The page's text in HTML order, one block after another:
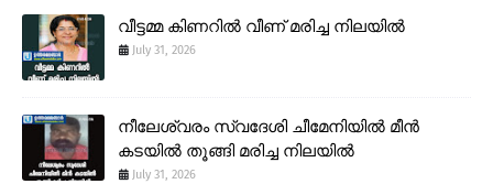
വീട്ടമ്മ കിണറിൽ വീണ് മരിച്ച നിലയിൽ
July 31, 2026
നീലേശ്വരം സ്വദേശി ചീമേനിയിൽ മീൻ
കടയിൽ തൂങ്ങി മരിച്ച നിലയിൽ
July 31, 2026